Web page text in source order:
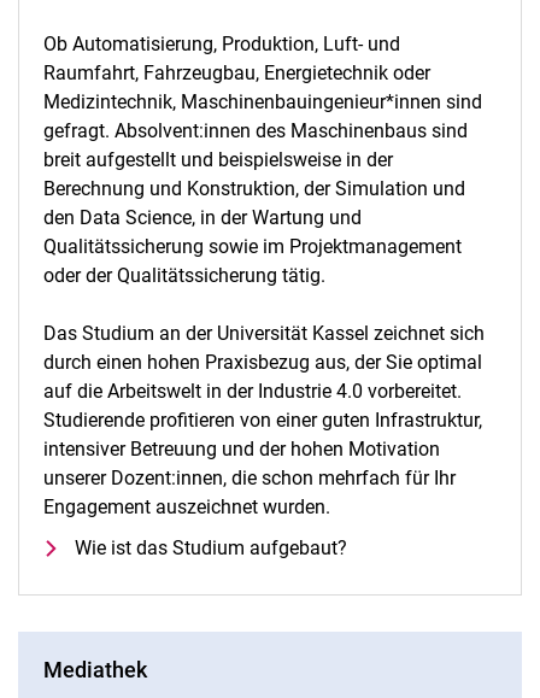
Ob Automatisierung, Produktion, Luft- und
Raumfahrt, Fahrzeugbau, Energietechnik oder
Medizintechnik, Maschinenbauingenieur*innen sind
gefragt. Absolvent:innen des Maschinenbaus sind
breit aufgestellt und beispielsweise in der
Berechnung und Konstruktion, der Simulation und
den Data Science, in der Wartung und
Qualitätssicherung sowie im Projektmanagement
oder der Qualitätssicherung tätig.
Das Studium an der Universität Kassel zeichnet sich
durch einen hohen Praxisbezug aus, der Sie optimal
auf die Arbeitswelt in der Industrie 4.0 vorbereitet.
Studierende profitieren von einer guten Infrastruktur,
intensiver Betreuung und der hohen Motivation
unserer Dozent:innen, die schon mehrfach für Ihr
Engagement auszeichnet wurden.
Wie ist das Studium aufgebaut?
Mediathek